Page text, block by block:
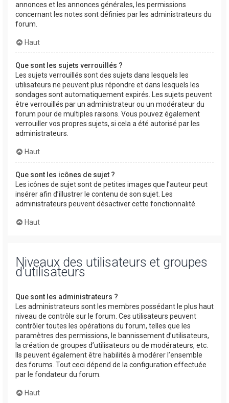
annonces et les annonces générales, les permissions
concernant les notes sont définies par les administrateurs du
forum.
Haut
Que sont les sujets verrouillés ?
Les sujets verrouillés sont des sujets dans lesquels les
utilisateurs ne peuvent plus répondre et dans lesquels les
sondages sont automatiquement expirés. Les sujets peuvent
être verrouillés par un administrateur ou un modérateur du
forum pour de multiples raisons. Vous pouvez également
verrouiller vos propres sujets, si cela a été autorisé par les
administrateurs.
Haut
Que sont les icônes de sujet ?
Les icônes de sujet sont de petites images que l’auteur peut
insérer afin d’illustrer le contenu de son sujet. Les
administrateurs peuvent désactiver cette fonctionnalité.
Haut
Niveaux des utilisateurs et groupes
d’utilisateurs
Que sont les administrateurs ?
Les administrateurs sont les membres possédant le plus haut
niveau de contrôle sur le forum. Ces utilisateurs peuvent
contrôler toutes les opérations du forum, telles que les
paramètres des permissions, le bannissement d’utilisateurs,
la création de groupes d’utilisateurs ou de modérateurs, etc.
Ils peuvent également être habilités à modérer l’ensemble
des forums. Tout ceci dépend de la configuration effectuée
par le fondateur du forum.
Haut